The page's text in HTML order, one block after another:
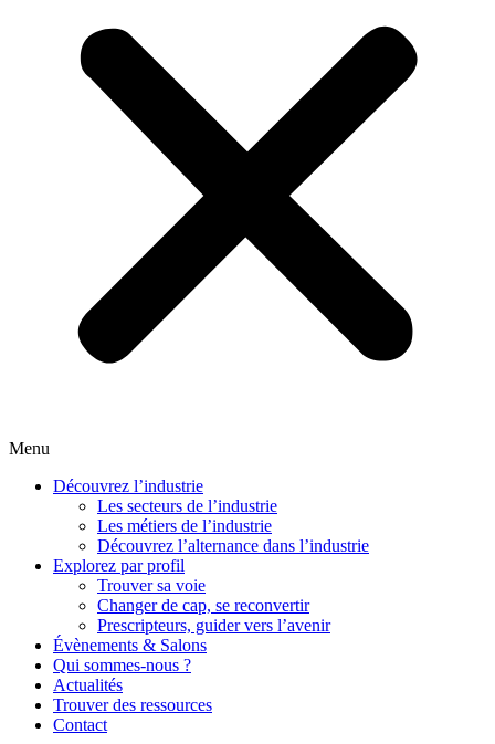
Menu
Découvrez l’industrie
Les secteurs de l’industrie
Les métiers de l’industrie
Découvrez l’alternance dans l’industrie
Explorez par profil
Trouver sa voie
Changer de cap, se reconvertir
Prescripteurs, guider vers l’avenir
Évènements & Salons
Qui sommes-nous ?
Actualités
Trouver des ressources
Contact